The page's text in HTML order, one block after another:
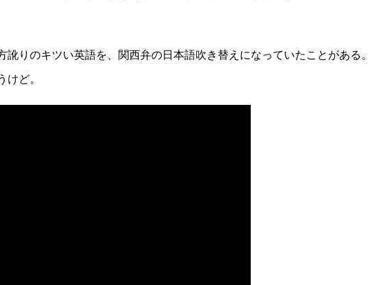
訛りのキツい英語を、関西弁の日本語吹き替えになっていたことがある。
けど。